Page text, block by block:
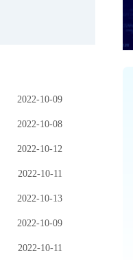
2022-10-09
2022-10-08
2022-10-12
2022-10-11
2022-10-13
2022-10-09
2022-10-11